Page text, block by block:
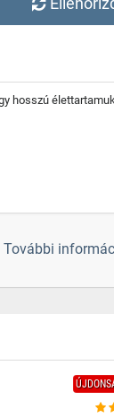
hosszú
További